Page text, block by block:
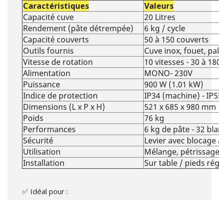
Caractéristiques
Valeurs
Capacité cuve
20 Litres
Rendement (pâte détrempée)
6 kg / cycle
Capacité couverts
50 à 150 couverts
Outils fournis
Cuve inox, fouet,
Vitesse de rotation
10 vitesses - 30 à
Alimentation
MONO- 230V
Puissance
900 W (1.01 kW)
Indice de protection
IP34 (machine) -
Dimensions (L x P x H)
521 x 685 x 980 mm
Poids
76 kg
Performances
6 kg de pâte - 32
Sécurité
Levier avec
Utilisation
Mélange,
Installation
Sur table / pieds
✅ Idéal pour :